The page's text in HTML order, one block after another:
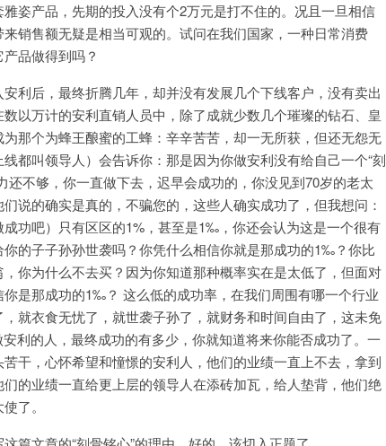
姿产品，先期的投入没有个2万元是打不住的。况且一旦相信
销售额无疑是相当可观的。试问在我们国家，一种日常消费
品做得到吗？
利后，最终折腾几年，却并没有发展几个下线客户，没有卖出
以万计的安利直销人员中，除了成就少数几个璀璨的钻石、皇
那个为蜂王酿蜜的工蜂：辛辛苦苦，却一无所获，但还无怨无
都叫领导人）会告诉你：那是因为你做安利没有给自己一个“刻
不够，你一直做下去，迟早会成功的，你没见到70岁的老太
说的确实是真的，不骗您的，这些人确实成功了，但我想问：
功吧）只有区区的1%，甚至是1‰，你还会认为这是一个很有
的子子孙孙世袭吗？你凭什么相信你就是那成功的1‰？你比
你为什么不去买？因为你知道那种概率实在是太低了，但面对
是那成功的1‰？ 这么低的成功率，在我们周围有哪一个行业
就衣食无忧了，就世袭子孙了，就财务和时间自由了，这未免
利的人，最终成功的有多少，你就知道将来你能否成功了。一
干，心怀希望和憧憬的安利人，他们的业绩一直上不去，拿到
的业绩一直给更上层的领导人在添砖加瓦，给人垫背，他们绝
了。